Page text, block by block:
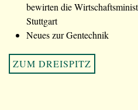
bewirten die
Stuttgart
Neues zur Gentechnik
ZUM DREISPITZ